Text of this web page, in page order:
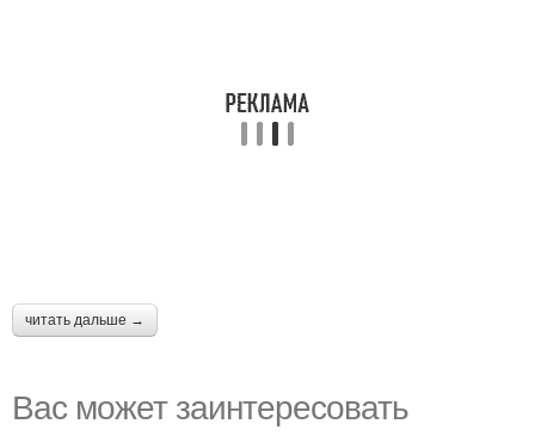
читать дальше →
Вас может заинтересовать